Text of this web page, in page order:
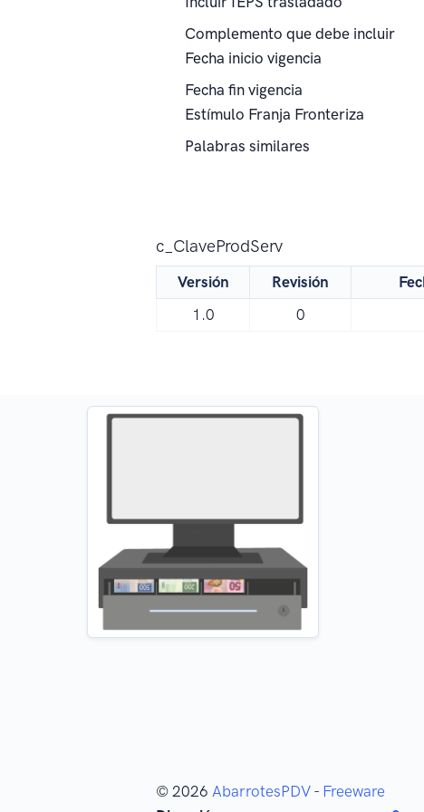
Complemento que debe incluir
Fecha inicio vigencia
Fecha fin vigencia
Estímulo Franja Fronteriza
Palabras similares
c_ClaveProdServ
Versión Revisión
1.0
0
© 2026 AbarrotesPDV - Freeware